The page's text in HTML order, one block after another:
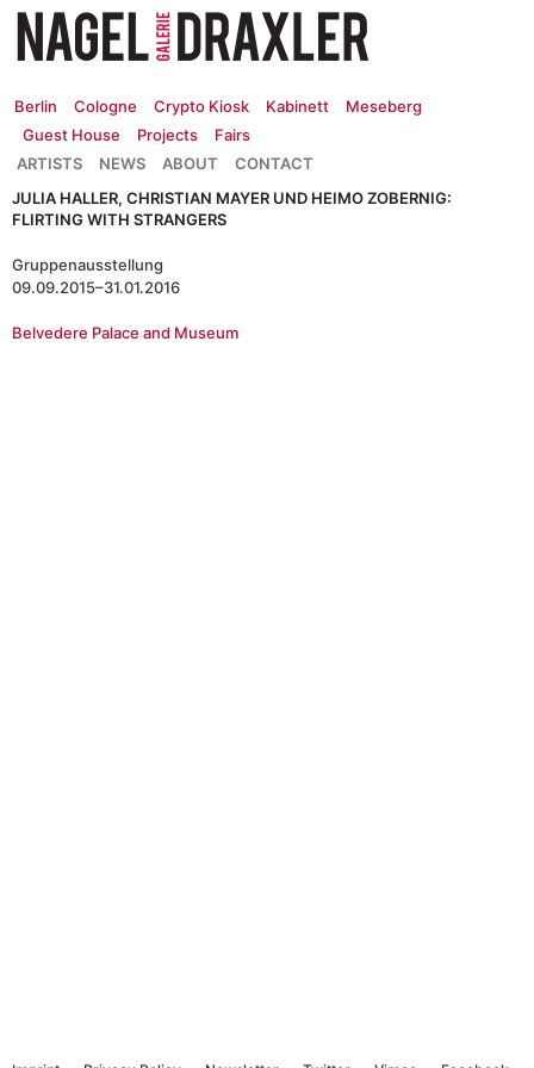
Zum
Inhalt
springen
Berlin Cologne Crypto Kiosk Kabinett
Meseberg
Guest House
Projects
Fairs
CONTACT
ABOUT
NEWS
ARTISTS
JULIA HALLER, CHRISTIAN MAYER UND HEIMO ZOBERNIG:
FLIRTING WITH STRANGERS
Gruppenausstellung
09.09.2015–31.01.2016
Belvedere Palace and Museum